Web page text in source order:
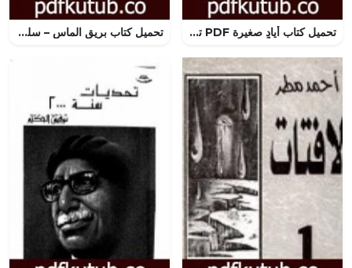
تحميل كتاب أيادٍ صغيرة PDF تأليف محمد عبد اللطيف مجانا [كامل] تحميل كتاب بريق الماس – سلسلة رجل المستحيل PDF تأليف نبيل فاروق مجانا [كامل]